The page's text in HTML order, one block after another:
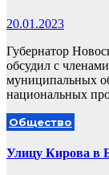
20.01.2023
Губернатор
обсудил с
муниципальных
национальных
Общество
Улицу Кирова в